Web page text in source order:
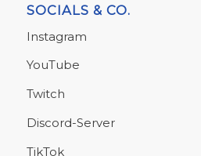
SOCIALS & CO.
Instagram
YouTube
Twitch
Discord-Server
TikTok